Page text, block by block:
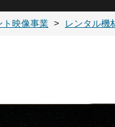
ディスプレイ
ンチ以上
ンチクラス
ンチクラス
ンチクラス
ンチクラス
ンチ以下
ション
金具 DLPプロジェクタ
DLPプロジェクタ
LCDプロジェクタ
LCDプロジェクタ
各種プロジェクタ
プロジェクターレ
自立
自立
三脚
ト映像事業 レンタル機